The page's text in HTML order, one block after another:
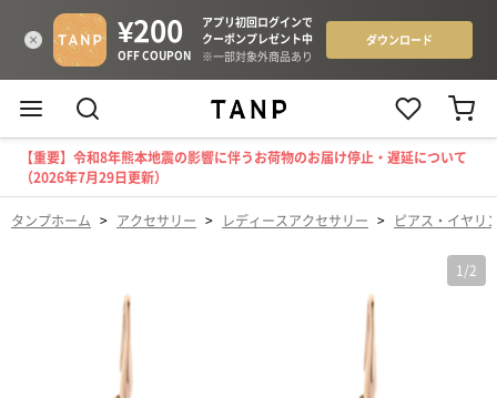
【重要】令和8年熊本地震の影響に伴うお荷物のお届け停止・遅延について
（2026年7月29日更新）
タンプホーム > アクセサリー > レディースアクセサリー > ピアス・イヤリ
1 /2